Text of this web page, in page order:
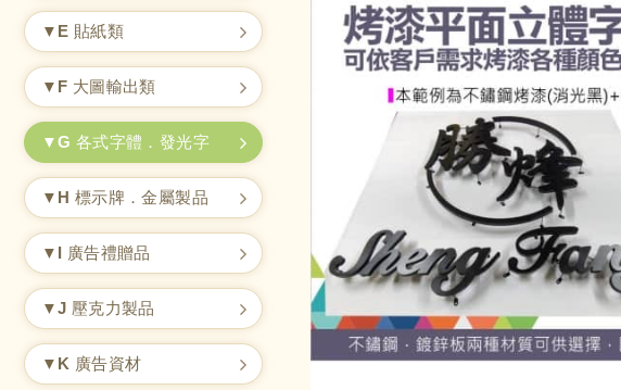
▼E 貼紙類
▼F 大圖輸出類
▼G 各式字體．發光字
▼H 標示牌．金屬製品
▼I 廣告禮贈品
▼J 壓克力製品
▼K 廣告資材